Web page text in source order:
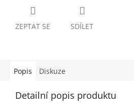
ZEPTAT SE SDÍLET
Popis Diskuze
Detailní popis produktu